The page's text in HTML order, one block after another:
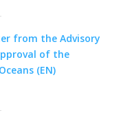
from the Advisory
of the
(EN)